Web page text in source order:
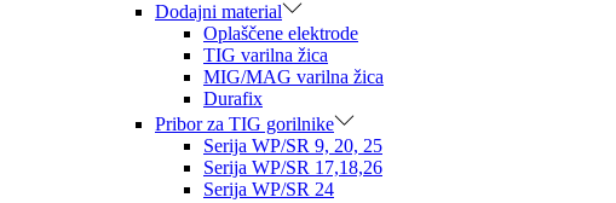
Dodajni material
Oplaščene elektrode
TIG varilna žica
MIG/MAG varilna žica
Durafix
Pribor za TIG gorilnike
Serija WP/SR 9, 20, 25
Serija WP/SR 17,18,26
Serija WP/SR 24